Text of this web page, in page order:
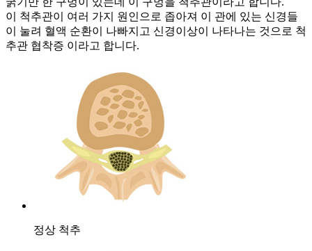
이 척추관이 여러 가지 원인으로 좁아져 이 관에 있는 신경들
이 눌려 혈액 순환이 나빠지고 신경이상이 나타나는 것으로 척
추관 협착증 이라고 합니다.
정상 척추